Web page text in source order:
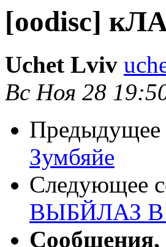
[oodisc]
Uchet Lviv
Вс Ноя 28
Зумбяйе
Следующее
ВЫБЙЛАЗ
Сообщения,